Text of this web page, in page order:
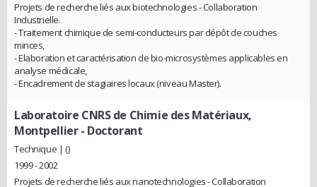
Projets de recherche liés aux biotechnologies - Collaboration
Industrielle.
- Traitement chimique de semi-conducteurs par dépôt de couches
minces,
- Elaboration et caractérisation de bio-microsystèmes applicables en
analyse médicale,
- Encadrement de stagiaires locaux (niveau Master).
Laboratoire CNRS de Chimie des Matériaux,
Montpellier- Doctorant
Technique | ()
1999 - 2002
Projets de recherche liés aux nanotechnologies - Collaboration